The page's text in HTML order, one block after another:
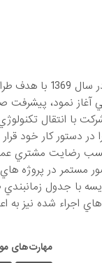
شركت طلايه داران
نمود، پيشرفت
با انتقال
دستور كار خود
رضايت مشتري
در پروژه هاي
با جدول
اجراء شده نيز به
مهارت‌های